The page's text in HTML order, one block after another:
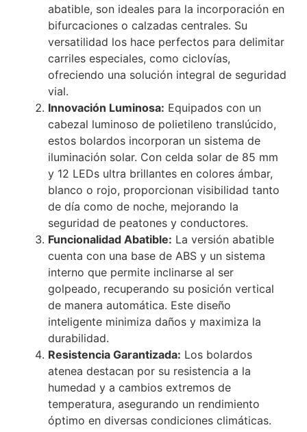
abatible, son ideales para la incorporación en
bifurcaciones o calzadas centrales. Su
versatilidad los hace perfectos para delimitar
carriles especiales, como ciclovías,
ofreciendo una solución integral de seguridad
vial.
Innovación Luminosa: Equipados con un
cabezal luminoso de polietileno translúcido,
estos bolardos incorporan un sistema de
iluminación solar. Con celda solar de 85 mm
y 12 LEDs ultra brillantes en colores ámbar,
blanco o rojo, proporcionan visibilidad tanto
de día como de noche, mejorando la
seguridad de peatones y conductores.
Funcionalidad Abatible: La versión abatible
cuenta con una base de ABS y un sistema
interno que permite inclinarse al ser
golpeado, recuperando su posición vertical
de manera automática. Este diseño
inteligente minimiza daños y maximiza la
durabilidad.
Resistencia Garantizada: Los bolardos
atenea destacan por su resistencia a la
humedad y a cambios extremos de
temperatura, asegurando un rendimiento
óptimo en diversas condiciones climáticas.